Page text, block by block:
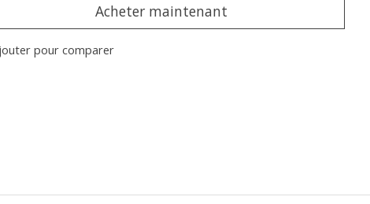
Acheter maintenant
pour comparer